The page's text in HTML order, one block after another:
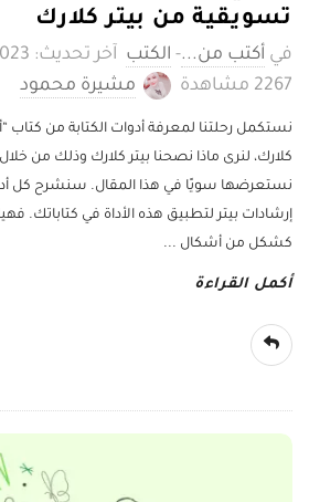
تسويقية من بيتر كلارك
أكتب من...- الكتب آخر تحديث: Dec 12, 2023
2267 ‎مشاهدة
مشيرة محمود
نستكمل رحلتنا لمعرفة أدوات الكتابة من كتاب
نستعرضها سويًا في هذا المقال. سنشرح كل
كشكل من أشكال ...